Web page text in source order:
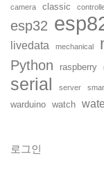
camera classic
esp32
livedata mechanical
Python raspberry
serial server
warduino watch
로그인